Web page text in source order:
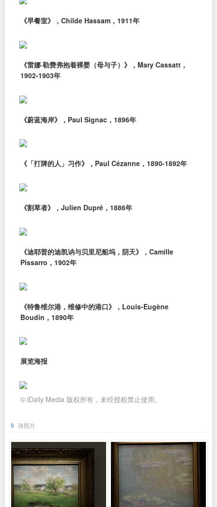
《早餐室》，Childe Hassam，1911年
《雷娜·勒费弗抱着裸婴（母与子）》，Mary Cassatt，
1902-1903年
《蔚蓝海岸》，Paul Signac，1896年
《「打牌的人」习作》，Paul Cézanne，1890-1892年
《割草者》，Julien Dupré，1886年
《迪耶普的迪凯讷与贝里尼船坞，阴天》，Camille
Pissarro，1902年
《特鲁维尔港，维修中的港口》，Louis-Eugène
Boudin，1890年
展览海报
© iDaily Media 版权所有，未经授权禁止使用。
9 张照片